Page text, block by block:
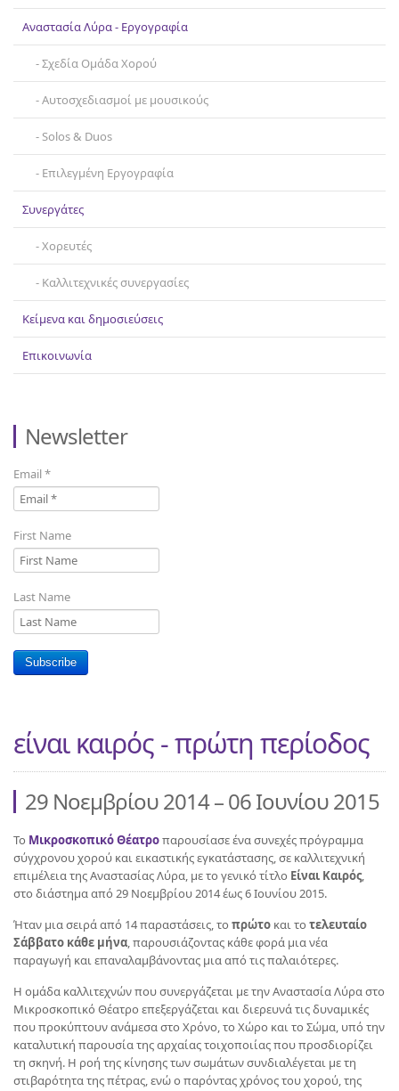
Αναστασία Λύρα - Εργογραφία
Σχεδία Ομάδα Χορού
Αυτοσχεδιασμοί με μουσικούς
Solos & Duos
Επιλεγμένη Εργογραφία
Συνεργάτες
Χορευτές
Καλλιτεχνικές συνεργασίες
Κείμενα και δημοσιεύσεις
Επικοινωνία
Newsletter
Email*
First Name
Last Name
Subscribe
είναι καιρός - πρώτη περίοδος
29 Νοεμβρίου 2014 – 06 Ιουνίου 2015
To Μικροσκοπικό Θέατροπαρουσίασε ένα συνεχές πρόγραμμα
σύγχρονου χορού και εικαστικής εγκατάστασης, σε καλλιτεχνική
επιμέλεια της Αναστασίας Λύρα, με το γενικό τίτλο Είναι Καιρός,
στο διάστημα από 29 Νοεμβρίου 2014 έως 6 Ιουνίου 2015.
Ήταν μια σειρά από 14 παραστάσεις, το πρώτο και το τελευταίο
Σάββατο κάθε μήνα, παρουσιάζοντας κάθε φορά μια νέα
παραγωγή και επαναλαμβάνοντας μια από τις παλαιότερες.
Η ομάδα καλλιτεχνών που συνεργάζεται με την Αναστασία Λύρα στο
Μικροσκοπικό Θέατρο επεξεργάζεται και διερευνά τις δυναμικές
που προκύπτουν ανάμεσα στο Χρόνο, το Χώρο και το Σώμα, υπό την
καταλυτική παρουσία της αρχαίας τοιχοποιίας που προσδιορίζει
τη σκηνή. Η ροή της κίνησης των σωμάτων συνδιαλέγεται με τη
στιβαρότητα της πέτρας, ενώ ο παρόντας χρόνος του χορού, της